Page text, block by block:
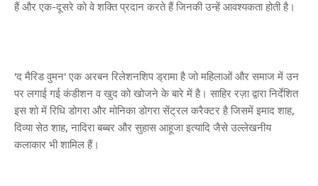
हैं और एक-दूसरे को वे शक्ति प्रदान करते हैं जिनकी उन्हें आवश्यकता होती है।
'द मैरिड वुमन' एक अरबन रिलेशनशिप ड्रामा है जो महिलाओं और समाज में उन
पर लगाई गई कंडीशन व खुद को खोजने के बारे में है। साहिर रज़ा द्वारा निर्देशित
इस शो में रिधि डोगरा और मोनिका डोगरा सेंट्रल करैक्टर है जिसमें इमाद शाह,
दिव्या सेठ शाह, नादिरा बब्बर और सुहास आहूजा इत्यादि जैसे उल्लेखनीय
कलाकार भी शामिल हैं।